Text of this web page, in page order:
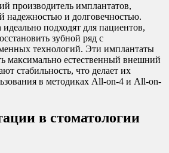
производитель имплантатов,
надежностью и долговечностью.
подходят для пациентов,
зубной ряд с
технологий. Эти имплантаты
максимально естественный внешний
стабильность, что делает их
в методиках All-on-4 и All-оn-
в стоматологии